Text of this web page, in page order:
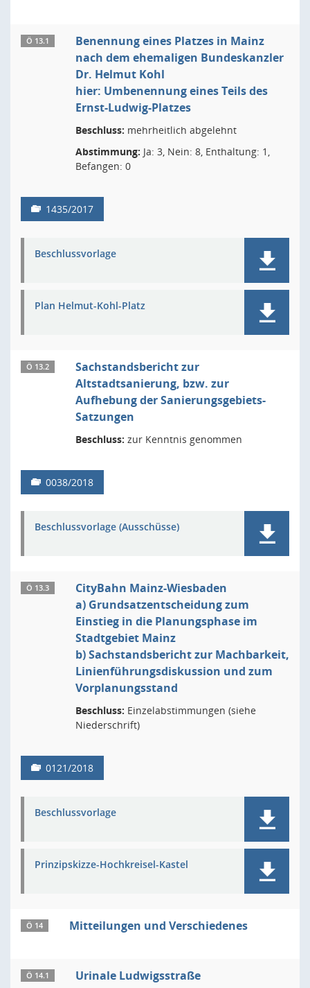
Ö 13.1
Benennung eines Platzes in Mainz
nach dem ehemaligen Bundeskanzler
Dr. Helmut Kohl
hier: Umbenennung eines Teils des
Ernst-Ludwig-Platzes
Beschluss: mehrheitlich abgelehnt
Abstimmung: Ja: 3, Nein: 8, Enthaltung: 1,
Befangen: 0
1435/2017
Beschlussvorlage
Plan Helmut-Kohl-Platz
Ö 13.2
Sachstandsbericht zur
Altstadtsanierung, bzw. zur
Aufhebung der Sanierungsgebiets-
Satzungen
Beschluss: zur Kenntnis genommen
0038/2018
Beschlussvorlage (Ausschüsse)
Ö 13.3
CityBahn Mainz-Wiesbaden
a) Grundsatzentscheidung zum
Einstieg in die Planungsphase im
Stadtgebiet Mainz
b) Sachstandsbericht zur Machbarkeit,
Linienführungsdiskussion und zum
Vorplanungsstand
Beschluss: Einzelabstimmungen (siehe
Niederschrift)
0121/2018
Beschlussvorlage
Prinzipskizze-Hochkreisel-Kastel
Ö 14 Mitteilungen und Verschiedenes
Ö 14.1 Urinale Ludwigsstraße